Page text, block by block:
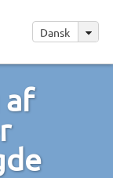
Dansk
af